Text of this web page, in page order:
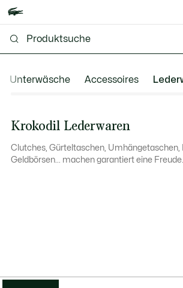
Unterwäsche Accessoires
Krokodil Lederwaren
Clutches, Gürteltaschen, Umhängetaschen,
Geldbörsen... machen garantiert eine Freude.